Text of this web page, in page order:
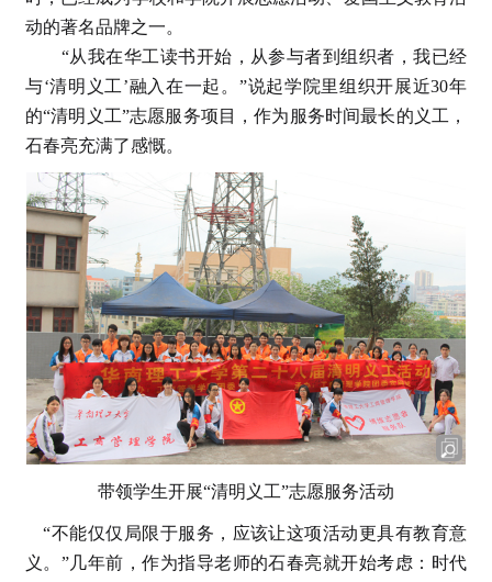
动的著名品牌之一。
“从我在华工读书开始，从参与者到组织者，我已经
与‘清明义工’融入在一起。”说起学院里组织开展近30年
的“清明义工”志愿服务项目，作为服务时间最长的义工，
石春亮充满了感慨。
带领学生开展“清明义工”志愿服务活动
“不能仅仅局限于服务，应该让这项活动更具有教育意
义。”几年前，作为指导老师的石春亮就开始考虑：时代